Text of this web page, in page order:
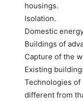
housings.
Isolation.
Domestic
Buildings of
Capture of the
Existing
Technologies
different from